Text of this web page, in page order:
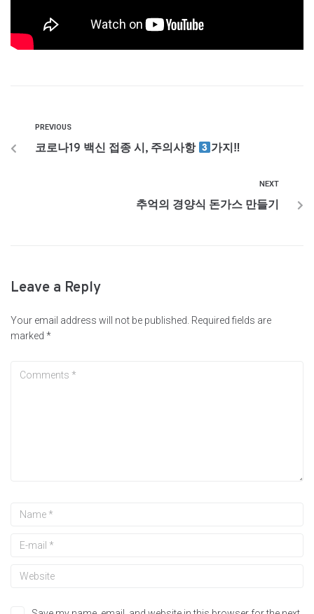
PREVIOUS
코로나19 백신 접종 시, 주의사항 가지‼
NEXT
추억의 경양식 돈가스 만들기
Leave a Reply
Your email address will not be published. Required fields are
marked *